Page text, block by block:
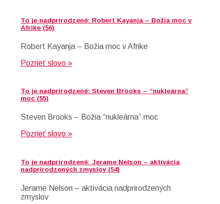
To je nadprirodzené: Robert Kayanja – Božia moc v
Afrike (56)
Robert Kayanja – Božia moc v Afrike
Pozrieť slovo »
To je nadprirodzené: Steven Brooks – “nukleárna”
moc (55)
Steven Brooks – Božia “nukleárna” moc
Pozrieť slovo »
To je nadprirodzené: Jerame Nelson – aktivácia
nadprirodzených zmyslov (54)
Jerame Nelson – aktivácia nadprirodzených
zmyslov